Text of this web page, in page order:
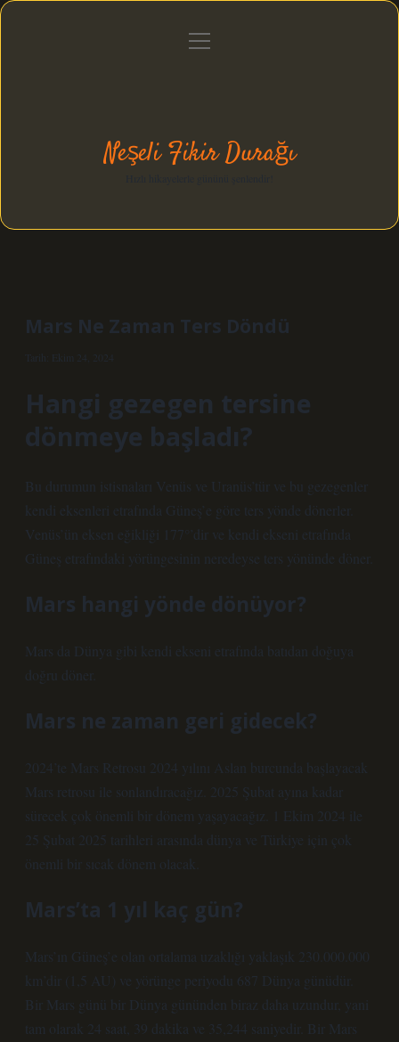
Gizlilik Politikası
menüyü
Neşeli Fikir Durağı
Mars Ne Zaman Ters Döndü
Tarih: Ekim 24, 2024
Hangi gezegen tersine
dönmeye başladı?
Bu durumun istisnaları Venüs ve Uranüs’tür ve bu gezegenler
kendi eksenleri etrafında Güneş’e göre ters yönde dönerler.
Venüs’ün eksen eğikliği 177°’dir ve kendi ekseni etrafında
Güneş etrafındaki yörüngesinin neredeyse ters yönünde döner.
Mars hangi yönde dönüyor?
Mars da Dünya gibi kendi ekseni etrafında batıdan doğuya
doğru döner.
Mars ne zaman geri gidecek?
2024’te Mars Retrosu 2024 yılını Aslan burcunda başlayacak
Mars retrosu ile sonlandıracağız. 2025 Şubat ayına kadar
sürecek çok önemli bir dönem yaşayacağız. 1 Ekim 2024 ile
25 Şubat 2025 tarihleri ​​arasında dünya ve Türkiye için çok
önemli bir sıcak dönem olacak.
Mars’ta 1 yıl kaç gün?
Mars’ın Güneş’e olan ortalama uzaklığı yaklaşık 230.000.000
km’dir (1,5 AU) ve yörünge periyodu 687 Dünya günüdür.
Bir Mars günü bir Dünya gününden biraz daha uzundur, yani
tam olarak 24 saat, 39 dakika ve 35,244 saniyedir. Bir Mars